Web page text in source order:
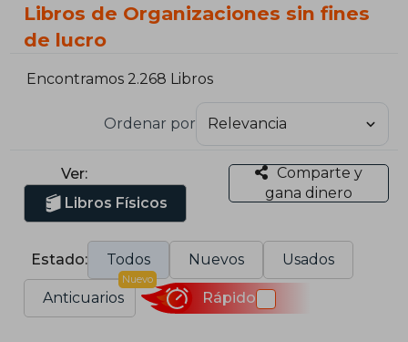
Libros de Organizaciones sin fines
de lucro
Encontramos 2.268 Libros
Ordenar por
Ver:
Libros Físicos
Comparte y
gana dinero
Estado: Todos Nuevos Usados
Anticuarios
Nuevo
Rápido